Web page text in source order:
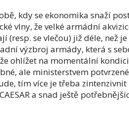
kdy se ekonomika snaží
vlny, že velké armádní
(resp. se vlečou) již déle, než
výzbroj armády, která s
ohlížet na momentální
ale ministerstvem
tím více je třeba
a snad ještě